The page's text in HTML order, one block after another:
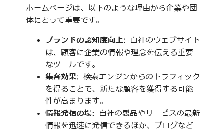
ホームページは、以下のような理由から企業や団
体にとって重要です。
ブランドの認知度向上: 自社のウェブサイト
は、顧客に企業の情報や理念を伝える重要
なツールです。
集客効果: 検索エンジンからのトラフィック
を得ることで、新たな顧客を獲得する可能
性が高まります。
情報発信の場: 自社の製品やサービスの最新
情報を迅速に発信できるほか、ブログなど